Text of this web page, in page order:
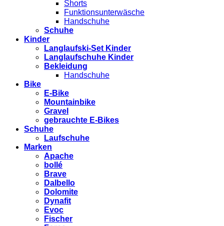
Shorts
Funktionsunterwäsche
Handschuhe
Schuhe
Kinder
Langlaufski-Set Kinder
Langlaufschuhe Kinder
Bekleidung
Handschuhe
Bike
E-Bike
Mountainbike
Gravel
gebrauchte E-Bikes
Schuhe
Laufschuhe
Marken
Apache
bollé
Brave
Dalbello
Dolomite
Dynafit
Evoc
Fischer